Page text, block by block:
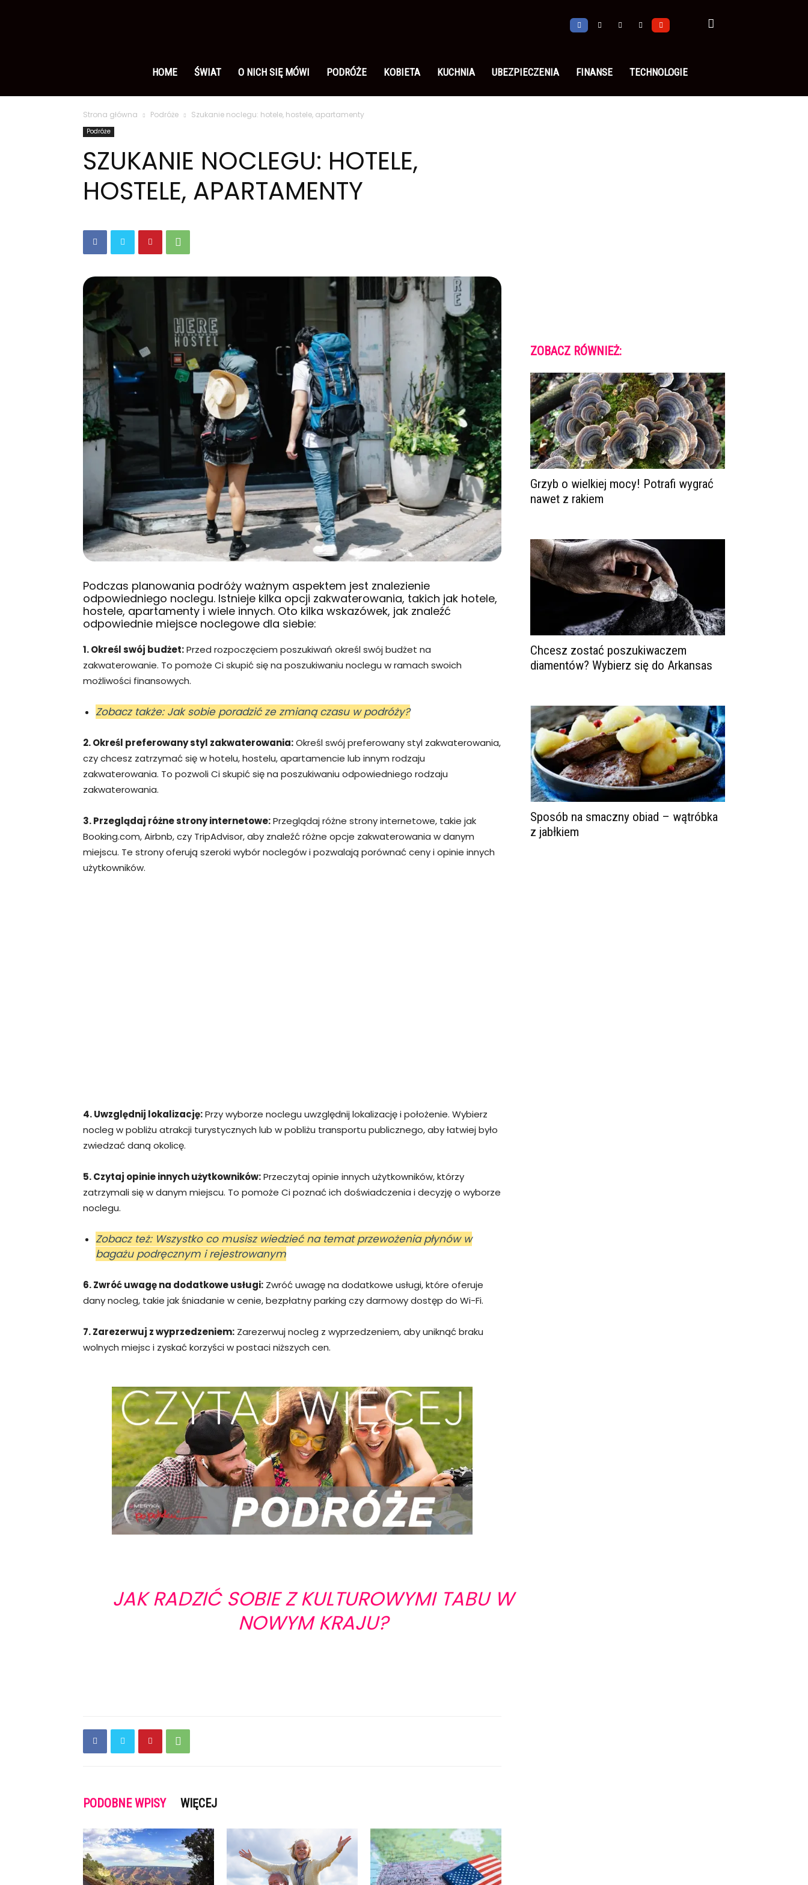
polsku
HOME ŚWIAT O NICH SIĘ MÓWI PODRÓŻE KOBIETA KUCHNIA UBEZPIECZENIA FINANSE TECHNOLOGIE
Strona główna Podróże Szukanie noclegu: hotele, hostele, apartamenty
Podróże
SZUKANIE NOCLEGU: HOTELE,
HOSTELE, APARTAMENTY
Podczas planowania podróży ważnym aspektem jest znalezienie
odpowiedniego noclegu. Istnieje kilka opcji zakwaterowania, takich jak hotele,
hostele, apartamenty i wiele innych. Oto kilka wskazówek, jak znaleźć
odpowiednie miejsce noclegowe dla siebie:
1. Określ swój budżet:Przed rozpoczęciem poszukiwań określ swój budżet na
zakwaterowanie. To pomoże Ci skupić się na poszukiwaniu noclegu w ramach swoich
możliwości finansowych.
Zobacz także: Jak sobie poradzić ze zmianą czasu w podróży?
2. Określ preferowany styl zakwaterowania:Określ swój preferowany styl zakwaterowania,
czy chcesz zatrzymać się w hotelu, hostelu, apartamencie lub innym rodzaju
zakwaterowania. To pozwoli Ci skupić się na poszukiwaniu odpowiedniego rodzaju
zakwaterowania.
3. Przeglądaj różne strony internetowe:Przeglądaj różne strony internetowe, takie jak
Booking.com, Airbnb, czy TripAdvisor, aby znaleźć różne opcje zakwaterowania w danym
miejscu. Te strony oferują szeroki wybór noclegów i pozwalają porównać ceny i opinie innych
użytkowników.
4. Uwzględnij lokalizację:Przy wyborze noclegu uwzględnij lokalizację i położenie. Wybierz
nocleg w pobliżu atrakcji turystycznych lub w pobliżu transportu publicznego, aby łatwiej było
zwiedzać daną okolicę.
5. Czytaj opinie innych użytkowników:Przeczytaj opinie innych użytkowników, którzy
zatrzymali się w danym miejscu. To pomoże Ci poznać ich doświadczenia i decyzję o wyborze
noclegu.
Zobacz też: Wszystko co musisz wiedzieć na temat przewożenia płynów w
bagażu podręcznym i rejestrowanym
6. Zwróć uwagę na dodatkowe usługi: Zwróć uwagę na dodatkowe usługi, które oferuje
dany nocleg, takie jak śniadanie w cenie, bezpłatny parking czy darmowy dostęp do Wi-Fi.
7. Zarezerwuj z wyprzedzeniem: Zarezerwuj nocleg z wyprzedzeniem, aby uniknąć braku
wolnych miejsc i zyskać korzyści w postaci niższych cen.
JAK RADZIĆ SOBIE Z KULTUROWYMI TABU W
NOWYM KRAJU?
PODOBNE WPISY WIĘCEJ
ZOBACZ RÓWNIEŻ:
Grzyb o wielkiej mocy! Potrafi wygrać
nawet z rakiem
Chcesz zostać poszukiwaczem
diamentów? Wybierz się do Arkansas
Sposób na smaczny obiad – wątróbka
z jabłkiem